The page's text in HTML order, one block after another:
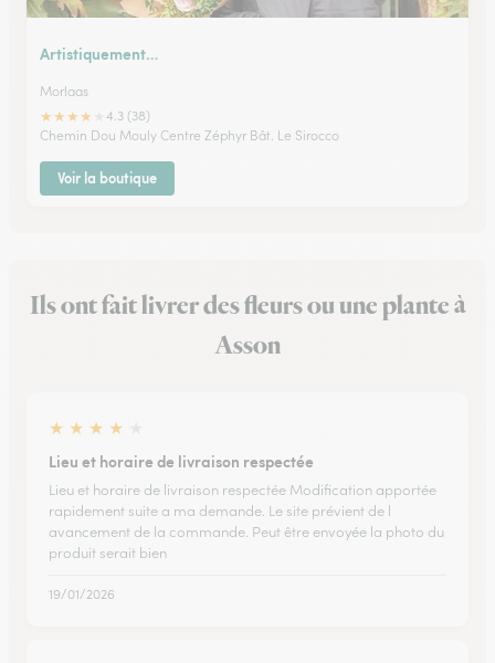
Artistiquement…
Morlaas
★★★★
4.3 (38)
Chemin Dou Mouly Centre Zéphyr Bât. Le Sirocco
Voir la boutique
Ils ont fait livrer des fleurs ou une plante à
Asson
★ ★ ★ ★
Lieu et horaire de livraison respectée
Lieu et horaire de livraison respectée Modification apportée
rapidement suite a ma demande. Le site prévient de l
avancement de la commande. Peut être envoyée la photo du
produit serait bien
19/01/2026